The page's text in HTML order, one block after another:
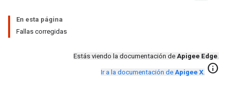
En esta página
Fallas corregidas
Estás viendo la documentación de Apigee Edge.
Ir a la documentación de Apigee X. info